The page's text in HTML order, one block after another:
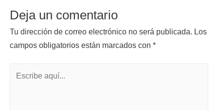
Deja un comentario
Tu dirección de correo electrónico no será publicada. Los
campos obligatorios están marcados con *